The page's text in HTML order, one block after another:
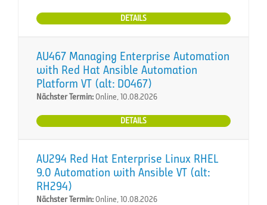
DETAILS
AU467 Managing Enterprise Automation
with Red Hat Ansible Automation
Platform VT (alt: DO467)
Nächster Termin:Online, 10.08.2026
DETAILS
AU294 Red Hat Enterprise Linux RHEL
9.0 Automation with Ansible VT (alt:
RH294)
Nächster Termin:Online, 10.08.2026